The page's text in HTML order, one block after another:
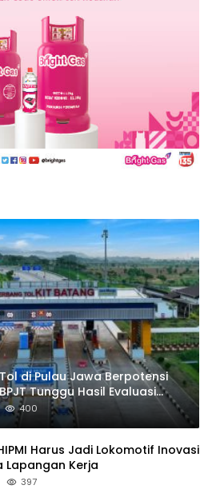
di Pulau Jawa Berpotensi
Tunggu Hasil Evaluasi
400
Harus Jadi Lokomotif Inovasi
Lapangan Kerja
397